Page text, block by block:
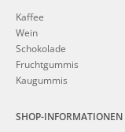
Kaffee
Wein
Schokolade
Fruchtgummis
Kaugummis
SHOP-INFORMATIONEN